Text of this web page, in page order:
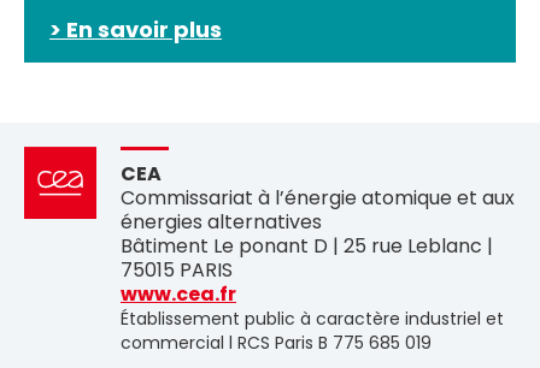
> En savoir plus
CEA
Commissariat à l’énergie atomique et aux
énergies alternatives
Bâtiment Le ponant D | 25 rue Leblanc |
75015 PARIS
www.cea.fr
Établissement public à caractère industriel et
commercial l RCS Paris B 775 685 019